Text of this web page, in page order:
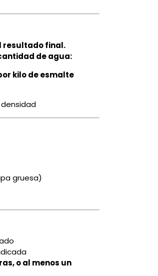
resultado final.
de agua:
kilo de esmalte
gruesa)
o al menos un